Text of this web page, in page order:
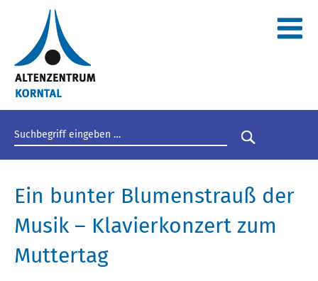
Suchbegriff eingeben
Suche
Ein bunter Blumenstrauß der
Musik – Klavierkonzert zum
Muttertag